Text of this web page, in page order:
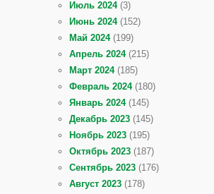
Июль 2024(3)
Июнь 2024(152)
Май 2024(199)
Апрель 2024(215)
Март 2024(185)
Февраль 2024(180)
Январь 2024(145)
Декабрь 2023 (145)
Ноябрь 2023 (195)
Октябрь 2023 (187)
Сентябрь 2023 (176)
Август 2023 (178)